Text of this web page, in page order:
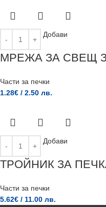
Добави
МРЕЖА ЗА СВЕЩ
Части за печки
1.28€ / 2.50 лв.
Добави
ТРОЙНИК ЗА
Части за печки
5.62€ / 11.00 лв.